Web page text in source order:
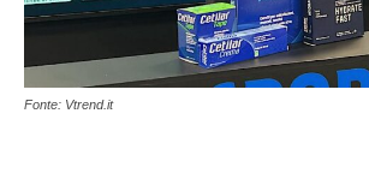
Fonte: Vtrend.it